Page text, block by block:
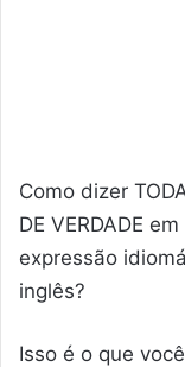
Como dizer
DE VERDADE
expressão
inglês?
Isso é o que